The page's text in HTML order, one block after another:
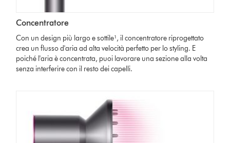
Concentratore
Con un design più largo e sottile¹, il concentratore riprogettato
crea un flusso d'aria ad alta velocità perfetto per lo styling. E
poiché l'aria è concentrata, puoi lavorare una sezione alla volta
senza interferire con il resto dei capelli.